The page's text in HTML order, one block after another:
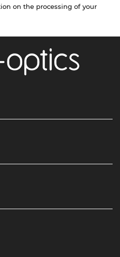
on the processing of your